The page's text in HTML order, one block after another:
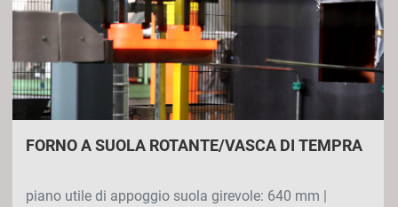
FORNO A SUOLA ROTANTE/VASCA DI TEMPRA
piano utile di appoggio suola girevole: 640 mm |